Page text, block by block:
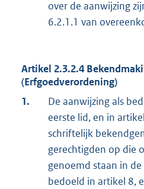
over de aanwijzing
6.2.1.1 van
Artikel 2.3.2.4
(Erfgoedverordening)
1.
De aanwijzing als
eerste lid, en in
schriftelijk
gerechtigden op die
genoemd staan in
bedoeld in artikel 8,